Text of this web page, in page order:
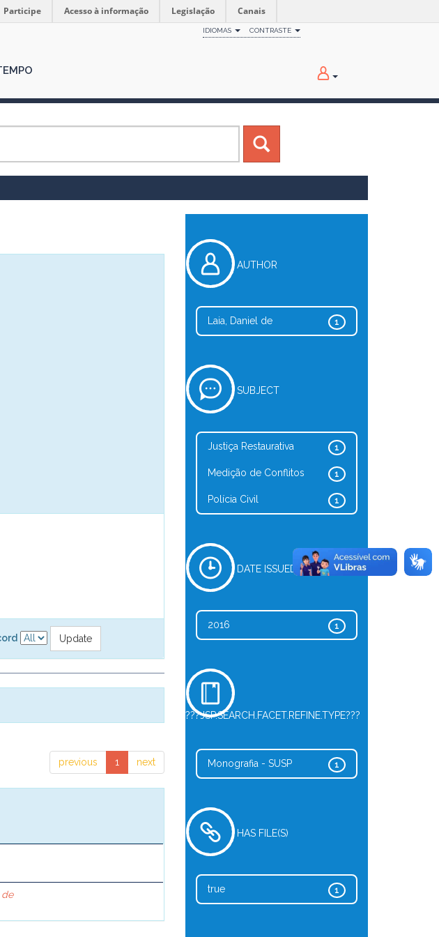
Participe Acesso à informação Legislação Canais
IDIOMAS CONTRASTE
previous 1 next
de
AUTHOR
1
Laia, Daniel de
SUBJECT
1
Justiça Restaurativa
1
Medição de Conflitos
1
Polícia Civil
DATE ISSUED
1
2016
???JSP.SEARCH.FACET.REFINE.TYPE???
1
Monografia - SUSP
HAS FILE(S)
1
true